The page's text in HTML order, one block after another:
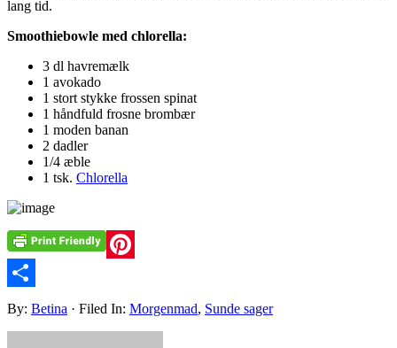
lang tid.
Smoothiebowle med chlorella:
3 dl havremælk
1 avokado
1 stort stykke frossen spinat
1 håndfuld frosne brombær
1 moden banan
2 dadler
1/4 æble
1 tsk. Chlorella
Pinterest
Share
By: Betina · Filed In: Morgenmad, Sunde sager